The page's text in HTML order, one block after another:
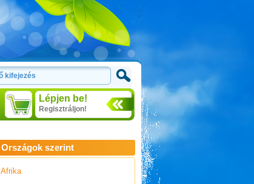
Lépjen be!
Regisztráljon!
Országok szerint
Afrika